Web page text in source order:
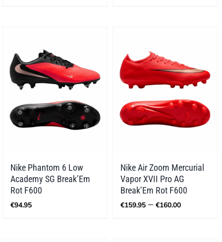
Nike Phantom 6 Low
Academy SG Break’Em
Rot F600
€94.95
Nike Air Zoom Mercurial
Vapor XVII Pro AG
Break’Em Rot F600
€159.95 – €160.00